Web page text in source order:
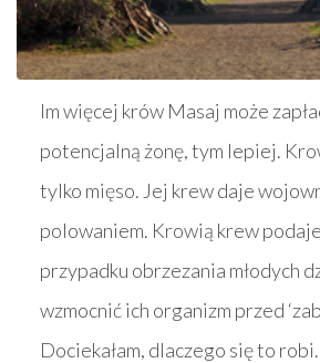
Im więcej krów Masaj może
potencjalną żonę, tym lepiej.
tylko mięso. Jej krew daje
polowaniem. Krowią krew
przypadku obrzezania młodych
wzmocnić ich organizm przed
Dociekałam, dlaczego się to